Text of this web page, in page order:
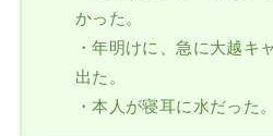
かった。
・年明けに、急に大越キ
出た。
・本人が寝耳に水だった。